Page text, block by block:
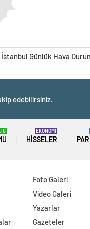
İstanbul Günlük Hava
edebilirsiniz.
HISSELER
EKONOMİ
Foto Galeri
Video Galeri
Yazarlar
Gazeteler